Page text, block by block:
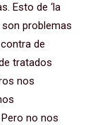
Esto de ‘la
problemas
de
tratados
nos
no nos